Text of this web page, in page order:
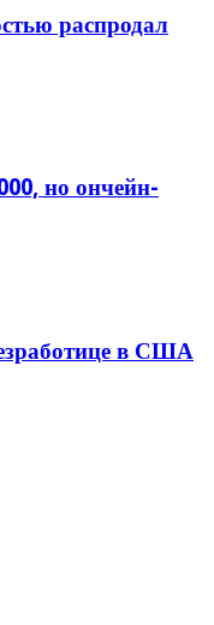
распродал
но ончейн-
в США